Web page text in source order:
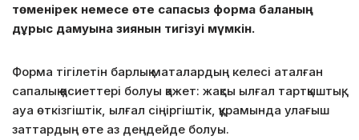
төменірек немесе өте сапасыз форма баланың
дұрыс дамуына зиянын тигізуі мүмкін.
Форма тігілетін барлық маталардың келесі аталған
сапалық қасиеттері болуы қажет: жақсы ылғал тартқыштық,
ауа өткізгіштік, ылғал сіңіргіштік, құрамында улағыш
заттардың өте аз деңдейде болуы.